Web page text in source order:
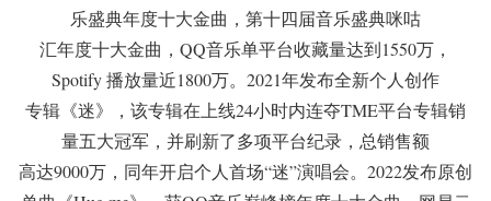
乐盛典年度十大金曲，第十四届音乐盛典咪咕
汇年度十大金曲，QQ音乐单平台收藏量达到1550万，
Spotify 播放量近1800万。2021年发布全新个人创作
专辑《迷》，该专辑在上线24小时内连夺TME平台专辑销
量五大冠军，并刷新了多项平台纪录，总销售额
高达9000万，同年开启个人首场“迷”演唱会。2022发布原创